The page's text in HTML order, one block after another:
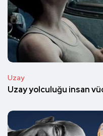
Uzay
Uzay yolculuğu insan